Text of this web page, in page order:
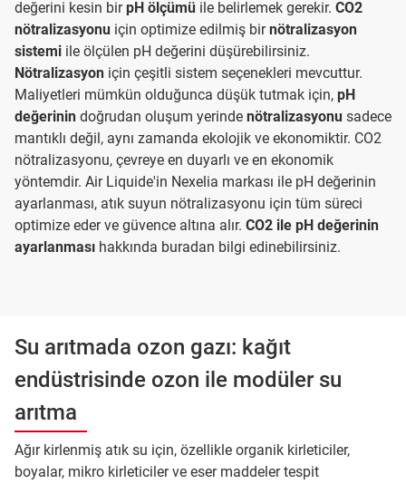
değerini kesin birpH ölçümü ile belirlemek gerekir. CO2
nötralizasyonu için optimize edilmiş birnötralizasyon
sistemi ile ölçülen pH değerini düşürebilirsiniz.
Nötralizasyon için çeşitli sistem seçenekleri mevcuttur.
Maliyetleri mümkün olduğunca düşük tutmak için, pH
değerinin doğrudan oluşum yerinde nötralizasyonu sadece
mantıklı değil, aynı zamanda ekolojik ve ekonomiktir. CO2
nötralizasyonu, çevreye en duyarlı ve en ekonomik
yöntemdir. Air Liquide'in Nexelia markası ile pH değerinin
ayarlanması, atık suyun nötralizasyonu için tüm süreci
optimize eder ve güvence altına alır. CO2 ile pH değerinin
ayarlanması hakkında buradan bilgi edinebilirsiniz.
Su arıtmada ozon gazı: kağıt
endüstrisinde ozon ile modüler su
arıtma
Ağır kirlenmiş atık su için, özellikle organik kirleticiler,
boyalar, mikro kirleticiler ve eser maddeler tespit